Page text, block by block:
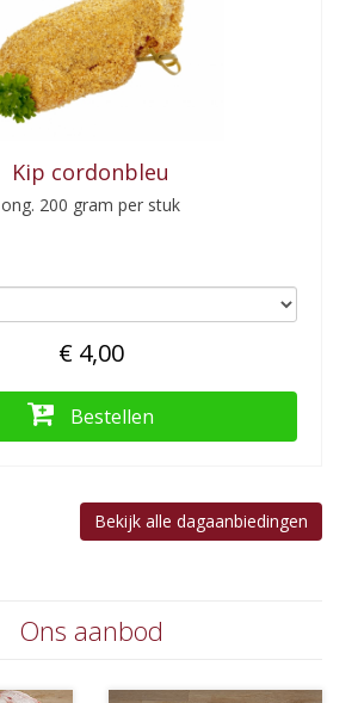
Kip cordonbleu
ong. 200 gram per stuk
€ 4,00
Bestellen
Bekijk alle dagaanbiedingen
Ons aanbod